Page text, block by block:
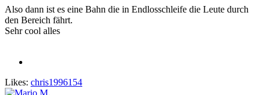
Also dann ist es eine Bahn die in Endlosschleife die Leute durch
den Bereich fährt.
Sehr cool alles
Likes: chris1996154